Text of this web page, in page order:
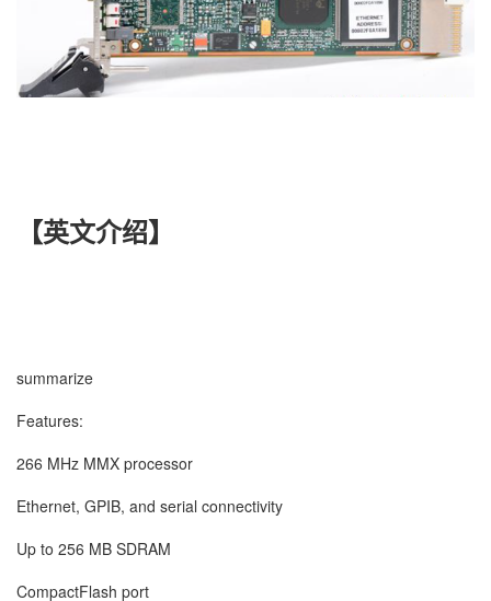
【英文介绍】
summarize
Features:
266 MHz MMX processor
Ethernet, GPIB, and serial connectivity
Up to 256 MB SDRAM
CompactFlash port